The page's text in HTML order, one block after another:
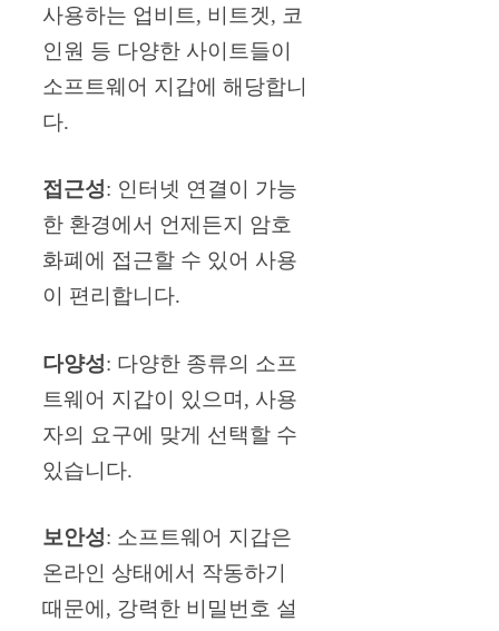
사용하는 업비트, 비트겟, 코
인원 등 다양한 사이트들이
소프트웨어 지갑에 해당합니
다.
접근성: 인터넷 연결이 가능
한 환경에서 언제든지 암호
화폐에 접근할 수 있어 사용
이 편리합니다.
다양성: 다양한 종류의 소프
트웨어 지갑이 있으며, 사용
자의 요구에 맞게 선택할 수
있습니다.
보안성: 소프트웨어 지갑은
온라인 상태에서 작동하기
때문에, 강력한 비밀번호 설